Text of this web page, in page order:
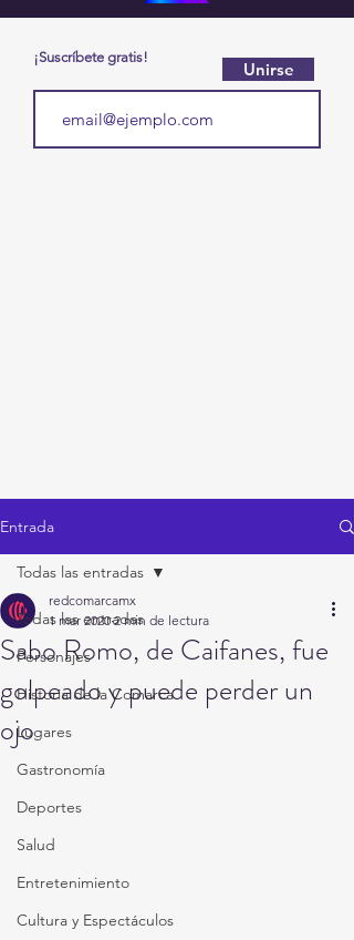
¡Suscríbete gratis!
Unirse
Entrada
Todas las entradas
Personajes
Historia de la Comarca
Lugares
Gastronomía
Deportes
Salud
Entretenimiento
Cultura y Espectáculos
Todas las entradas
Sabo Romo, de Caifanes, fue
golpeado y puede perder un
ojo
redcomarcamx
1 mar 2020 2 min de lectura